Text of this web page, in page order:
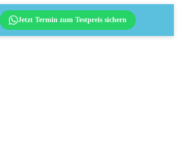
Jetzt Termin zum Testpreis sichern